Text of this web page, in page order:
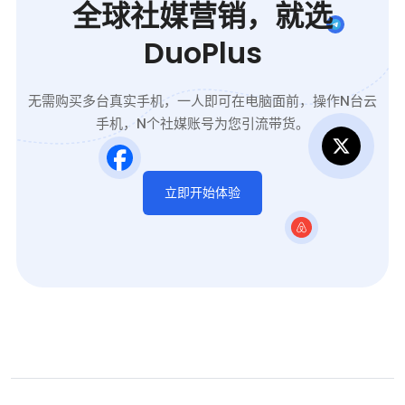
全球社媒营销，就选
DuoPlus
无需购买多台真实手机，一人即可在电脑面前，操作N台云
手机，N个社媒账号为您引流带货。
立即开始体验